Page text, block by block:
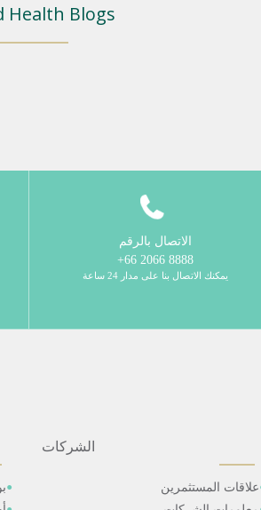
Health Blogs
الاتصال بالرقم
8888 2066 66+
يمكنك الاتصال بنا على مدار 24 ساعة
الشركات
علاقات المستثمرين